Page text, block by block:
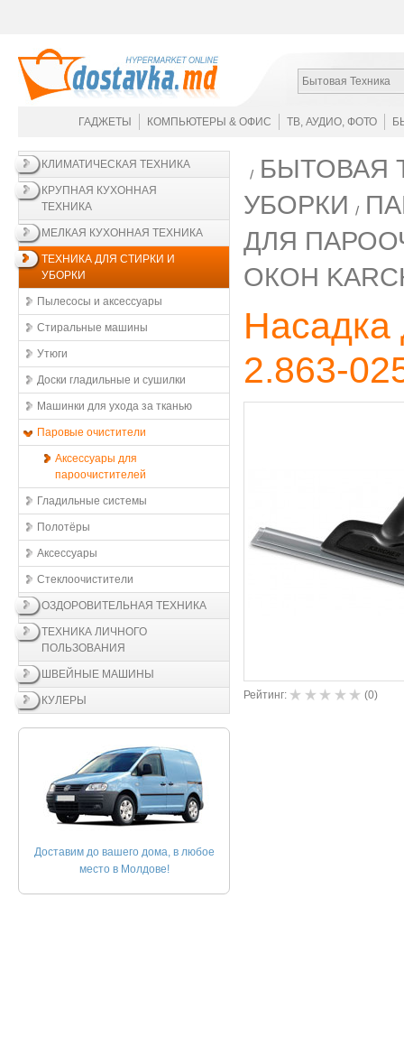
Бытовая Техника
ГАДЖЕТЫ КОМПЬЮТЕРЫ & ОФИС ТВ, АУДИО, ФОТО
КЛИМАТИЧЕСКАЯ ТЕХНИКА
КРУПНАЯ КУХОННАЯ
ТЕХНИКА
МЕЛКАЯ КУХОННАЯ ТЕХНИКА
ТЕХНИКА ДЛЯ СТИРКИ И
УБОРКИ
Пылесосы и аксессуары
Стиральные машины
Утюги
Доски гладильные и сушилки
Машинки для ухода за тканью
Паровые очистители
Аксессуары для
пароочистителей
Гладильные системы
Полотёры
Аксессуары
Стеклоочистители
ОЗДОРОВИТЕЛЬНАЯ ТЕХНИКА
ТЕХНИКА ЛИЧНОГО
ПОЛЬЗОВАНИЯ
ШВЕЙНЫЕ МАШИНЫ
КУЛЕРЫ
Доставим до вашего дома, в любое
место в Молдове!
БЫТОВАЯ
УБОРКИ
ДЛЯ
ОКОН
Насадка
2.863-
Рейтинг: (0)